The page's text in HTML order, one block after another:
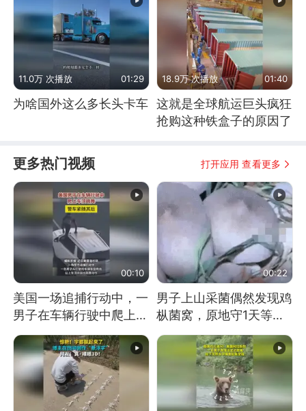
11.0万 次播放 01:29
为啥国外这么多长头卡车
18.9万 次播放 01:40
这就是全球航运巨头疯狂
抢购这种铁盒子的原因了
更多热门视频 打开应用 查看更多
00:10
美国一场追捕行动中，一
男子在车辆行驶中爬上车
顶跳舞。（新京报）
00:22
男子上山采菌偶然发现鸡
枞菌窝，原地守1天等它
长大：挖了140多朵